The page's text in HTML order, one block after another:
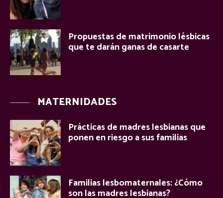
Propuestas de matrimonio lésbicas
que te darán ganas de casarte
MATERNIDADES
Prácticas de madres lesbianas que
ponen en riesgo a sus familias
Familias lesbomaternales: ¿Cómo
son las madres lesbianas?